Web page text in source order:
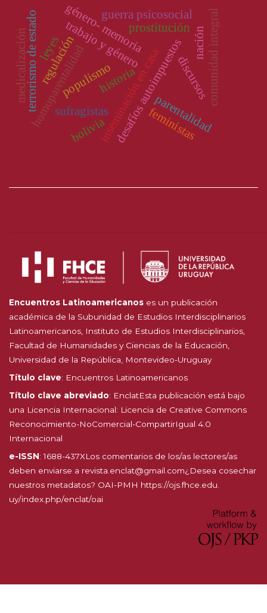
desafíos autoimpuestos
sufragistasinseminación en casa
homoparentalidad parentalidad
comunidad integral
trabajo y género
terrorismo de estado género- memoria
populismo
guerra psicosocial
feministas
discursos
historia
regulación
prostitución nación
leyes
bolivia
medicalización
Encuentros Latinoamericanos es un publicación
académica de la Subunidad de Estudios Interdisciplinarios
Latinoamericanos, Instituto de Estudios Interdisciplinarios,
Facultad de Humanidades y Ciencias de la Educación,
Universidad de la República, Montevideo-Uruguay
Título clave: Encuentros Latinoamericanos
Título clave abreviado: EnclatEsta publicación está bajo
una Licencia Internacional: Licencia de Creative Commons
Reconocimiento-NoComercial-CompartirIgual 4.0
Internacional
e-ISSN: 1688-437XLos comentarios de los/as lectores/as
deben enviarse a revista.enclat@gmail.com¿Desea cosechar
nuestros metadatos? OAI-PMH https://ojs.fhce.edu.
uy/index.php/enclat/oai